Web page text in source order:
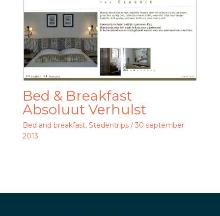
Bed & Breakfast
Absoluut Verhulst
Bed and breakfast, Stedentrips/ 30 september
2013